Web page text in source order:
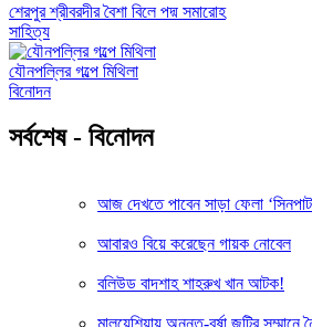
শেরপুর শ্রীবরদীর বৈশা বিলে পদ্ম সমারোহ
সাহিত্য
যৌনপল্লির গল্পে মিথিলা
বিনোদন
সর্বশেষ - বিনোদন
আজ দেখতে পাবেন সাড়া ফেলা
আবারও বিয়ে করেছেন গায়ক নোবেল
বলিউড বাদশাহ শাহরুখ খান আটক!